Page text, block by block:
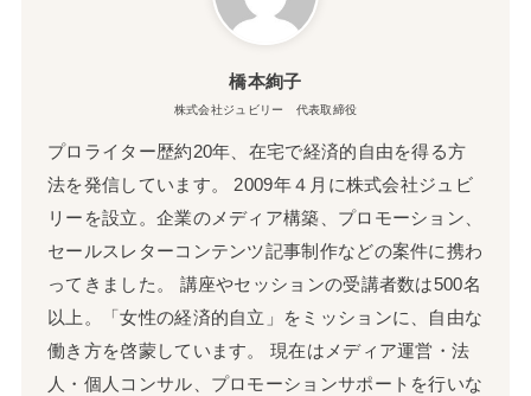
橋本絢子
株式会社ジュビリー 代表取締役
プロライター歴約20年、在宅で経済的自由を得る方
法を発信しています。 2009年４月に株式会社ジュビ
リーを設立。企業のメディア構築、プロモーション、
セールスレターコンテンツ記事制作などの案件に携わ
ってきました。 講座やセッションの受講者数は500名
以上。「女性の経済的自立」をミッションに、自由な
働き方を啓蒙しています。 現在はメディア運営・法
人・個人コンサル、プロモーションサポートを行いな